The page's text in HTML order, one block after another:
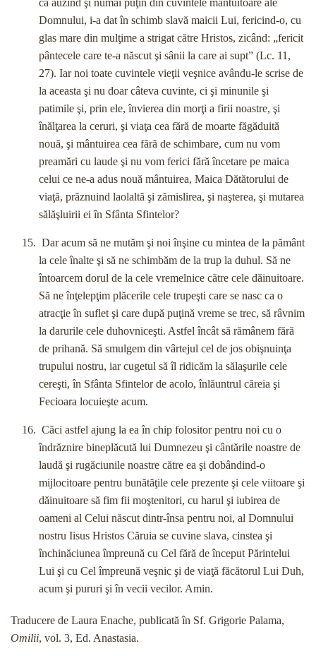
Domnului, i-a dat în schimb slavă maicii Lui, fericind-o, cu
glas mare din mulţime a strigat către Hristos, zicând: „fericit
pântecele care te-a născut şi sânii la care ai supt” (Lc. 11,
27). Iar noi toate cuvintele vieţii veşnice avându-le scrise de
la aceasta şi nu doar câteva cuvinte, ci şi minunile şi
patimile şi, prin ele, învierea din morţi a firii noastre, şi
înălţarea la ceruri, şi viaţa cea fără de moarte făgăduită
nouă, şi mântuirea cea fără de schimbare, cum nu vom
preamări cu laude şi nu vom ferici fără încetare pe maica
celui ce ne-a adus nouă mântuirea, Maica Dătătorului de
viaţă, prăznuind laolaltă şi zămislirea, şi naşterea, şi mutarea
sălăşluirii ei în Sfânta Sfintelor?
Dar acum să ne mutăm şi noi înşine cu mintea de la pământ
la cele înalte şi să ne schimbăm de la trup la duhul. Să ne
întoarcem dorul de la cele vremelnice către cele dăinuitoare.
Să ne înţelepţim plăcerile cele trupeşti care se nasc ca o
atracţie în suflet şi care după puţină vreme se trec, să râvnim
la darurile cele duhovniceşti. Astfel încât să rămânem fără
de prihană. Să smulgem din vârtejul cel de jos obişnuinţa
trupului nostru, iar cugetul să îl ridicăm la sălaşurile cele
cereşti, în Sfânta Sfintelor de acolo, înlăuntrul căreia şi
Fecioara locuieşte acum.
Căci astfel ajung la ea în chip folositor pentru noi cu o
îndrăznire bineplăcută lui Dumnezeu şi cântările noastre de
laudă şi rugăciunile noastre către ea şi dobândind-o
mijlocitoare pentru bunătăţile cele prezente şi cele viitoare şi
dăinuitoare să fim fii moştenitori, cu harul şi iubirea de
oameni al Celui născut dintr-însa pentru noi, al Domnului
nostru Iisus Hristos Căruia se cuvine slava, cinstea şi
închinăciunea împreună cu Cel fără de început Părintelui
Lui şi cu Cel împreună veşnic şi de viaţă făcătorul Lui Duh,
acum şi pururi şi în vecii vecilor. Amin.
Traducere de Laura Enache, publicată în Sf. Grigorie Palama,
Omilii, vol. 3, Ed. Anastasia.